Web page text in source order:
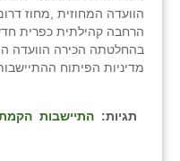
הוועדה המחוזית ,מחוז
הרחבה קהילתית כפרית
בהחלטתה הכירה הוועדה
מדיניות הפיתוח
תגיות: התיישבות הקמת